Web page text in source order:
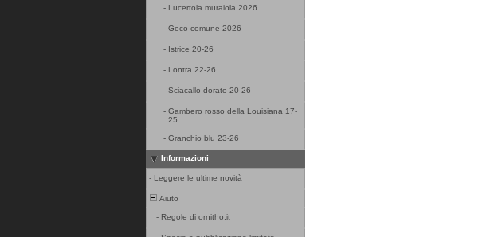
- Lucertola muraiola 2026
- Geco comune 2026
- Istrice 20-26
- Lontra 22-26
- Sciacallo dorato 20-26
- Gambero rosso della Louisiana 17-
25
- Granchio blu 23-26
Informazioni
- Leggere le ultime novità
Aiuto
- Regole di ornitho.it